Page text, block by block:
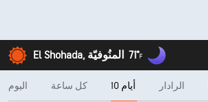
El Shohada, المنُوفيّة 71°F
اليوم كل ساعة 10 أيام الرادار